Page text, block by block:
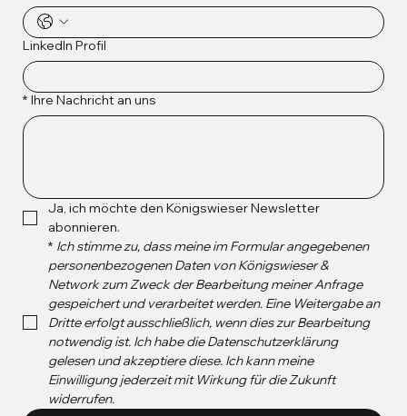
LinkedIn Profil
* Ihre Nachricht an uns
Ja, ich möchte den Königswieser Newsletter
abonnieren.
* Ich stimme zu, dass meine im Formular angegebenen
personenbezogenen Daten von Königswieser &
Network zum Zweck der Bearbeitung meiner Anfrage
gespeichert und verarbeitet werden. Eine Weitergabe an
Dritte erfolgt ausschließlich, wenn dies zur Bearbeitung
notwendig ist. Ich habe die Datenschutzerklärung
gelesen und akzeptiere diese. Ich kann meine
Einwilligung jederzeit mit Wirkung für die Zukunft
widerrufen.